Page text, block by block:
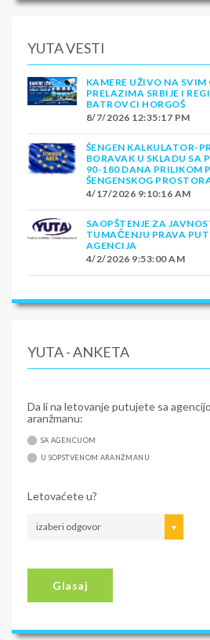
YUTA VESTI
KAMERE UŽIVO NA
PRELAZIMA SRBIJE I
BATROVCI HORGOŠ
8/7/2026 12:35:17 PM
ŠENGEN KALKULATOR-
BORAVAK U SKLADU SA
90-180 DANA PRILIKOM
ŠENGENSKOG
4/17/2026 9:10:16 AM
SAOPŠTENJE ZA
TUMAČENJU PRAVA
AGENCIJA
4/2/2026 9:53:00 AM
YUTA - ANKETA
Da li na letovanje putujete sa
aranžmanu:
SA AGENCIJOM
U SOPSTVENOM ARANŽMANU
Letovaćete u?
izaberi odgovor
Glasaj